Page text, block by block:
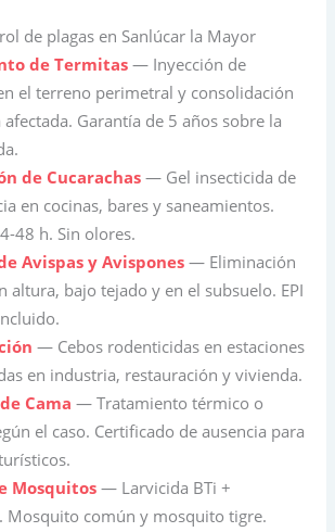
de plagas en Sanlúcar la Mayor
de Termitas — Inyección de
el terreno perimetral y consolidación
Garantía de 5 años sobre la
de Cucarachas— Gel insecticida de
en cocinas, bares y saneamientos.
48 h. Sin olores.
Avispas y Avispones — Eliminación
altura, bajo tejado y en el subsuelo. EPI
— Cebos rodenticidas en estaciones
en industria, restauración y vivienda.
Cama — Tratamiento térmico o
el caso. Certificado de ausencia para
Mosquitos — Larvicida BTi +
Mosquito común y mosquito tigre.